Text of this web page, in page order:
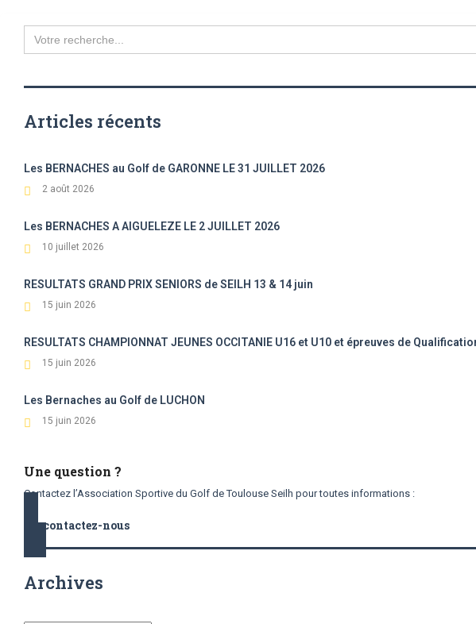
Search
for:
Articles récents
Les BERNACHES au Golf de GARONNE LE 31 JUILLET 2026
2 août 2026
Les BERNACHES A AIGUELEZE LE 2 JUILLET 2026
10 juillet 2026
RESULTATS GRAND PRIX SENIORS de SEILH 13 & 14 juin
15 juin 2026
RESULTATS CHAMPIONNAT JEUNES OCCITANIE U16 et U10 et épreuves de
15 juin 2026
Les Bernaches au Golf de LUCHON
15 juin 2026
Une question ?
Contactez l’Association Sportive du Golf de Toulouse Seilh pour toutes informations :
contactez-nous
Archives